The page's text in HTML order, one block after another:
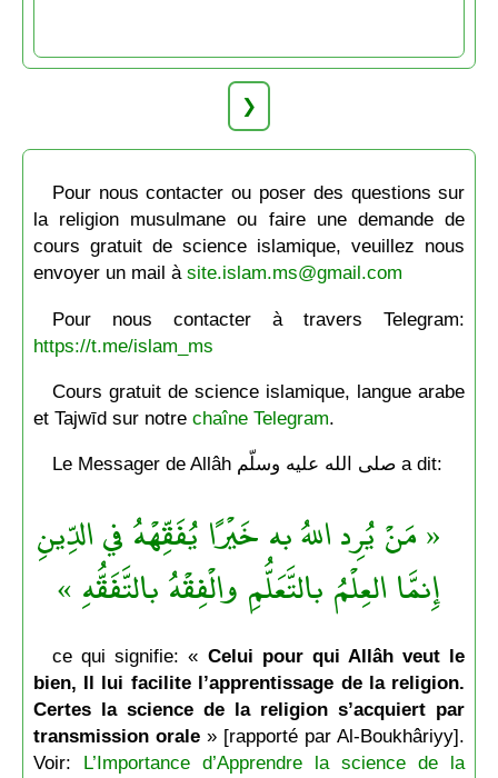
❯
Pour nous contacter ou poser des questions sur
la religion musulmane ou faire une demande de
cours gratuit de science islamique, veuillez nous
envoyer un mail à site.islam.ms@gmail.com
Pour nous contacter à travers Telegram:
https://t.me/islam_ms
Cours gratuit de science islamique, langue arabe
et Tajwīd sur notre chaîne Telegram.
Le Messager de Allâh صلى الله عليه وسلّم a dit:
« مَنْ يُرِد اللهُ به خَيْرًا يُفَقِّهْهُ في الدِّينِ
إِنمَّا العِلْمُ بالتَّعَلُّمِ والْفِقْهُ بالتَّفَقُّهِ »
ce qui signifie: « Celui pour qui Allâh veut le
bien, Il lui facilite l’apprentissage de la religion.
Certes la science de la religion s’acquiert par
transmission orale» [rapporté par Al-Boukhâriyy].
Voir: L’Importance d’Apprendre la science de la